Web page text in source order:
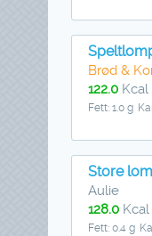
Brød &
122.0 Kcal
Fett: 1.0 g
Store
Aulie
128.0 Kcal
Fett: 0.4 g